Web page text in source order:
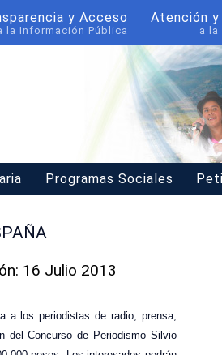
y Acceso
la Información Pública
Atención
a la
Programas Sociales
16 Julio 2013
a los periodistas de radio, prensa,
del Concurso de Periodismo Silvio